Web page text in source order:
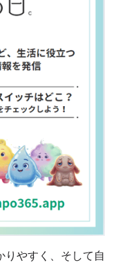
りやすく、そして自